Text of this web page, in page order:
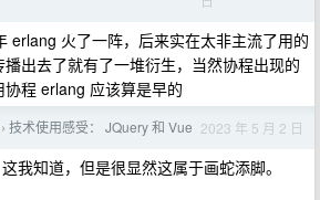
erlang 火了一阵，后来实在太非主流了用的
出去了就有了一堆衍生，当然协程出现的
程 erlang 应该算是早的
› 技术使用感受： JQuery 和 Vue 2023 年 5 月 2 日
我知道，但是很显然这属于画蛇添脚。